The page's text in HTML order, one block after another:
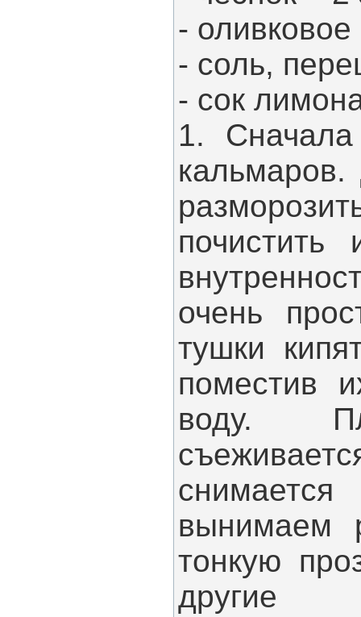
-
- соль,
- сок
1. Сначала
очень
тушки
поместив
воду.
вынимаем
тонкую
другие